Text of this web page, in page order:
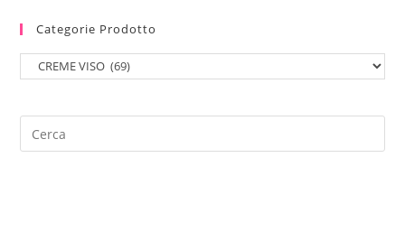
Categorie Prodotto